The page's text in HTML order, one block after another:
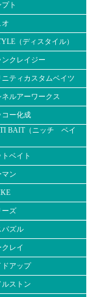
プト
オ
（ディスタイル）
ンクレイジー
ニティカスタムベイツ
ネルアーワークス
コー化成
BAIT（ニッチ ベイ
トベイト
マン
ーズ
パズル
クレイ
ドアップ
ルストン